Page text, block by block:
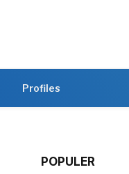
Profiles
POPULER